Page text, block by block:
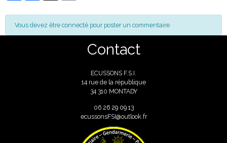
Vous devez être connecté pour poster un commentaire
Contact
ECUSSONS F.S.I.
14 rue de la république
34 310 MONTADY
06 26 29 09 13
ecussonsFSI@outlook.fr